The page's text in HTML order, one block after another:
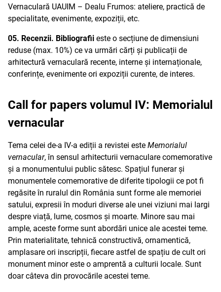
Vernaculară UAUIM – Dealu Frumos: ateliere, practică de
specialitate, evenimente, expoziții, etc.
05. Recenzii. Bibliografii este o secțiune de dimensiuni
reduse (max. 10%) ce va urmări cărți și publicații de
arhitectură vernaculară recente, interne și internaționale,
conferințe, evenimente ori expoziții curente, de interes.
Call for papers volumul IV: Memorialul
vernacular
Tema celei de-a IV-a ediții a revistei este Memorialul
vernacular, în sensul arhitecturii vernaculare comemorative
și a monumentului public sătesc. Spațiul funerar și
monumentele comemorative de diferite tipologii ce pot fi
regăsite în ruralul din România sunt forme ale memoriei
satului, expresii în moduri diverse ale unei viziuni mai largi
despre viață, lume, cosmos și moarte. Minore sau mai
ample, aceste forme sunt abordări unice ale acestei teme.
Prin materialitate, tehnică constructivă, ornamentică,
amplasare ori inscripții, fiecare astfel de spațiu de cult ori
monument minor este o amprentă a culturii locale. Sunt
doar câteva din provocările acestei teme.